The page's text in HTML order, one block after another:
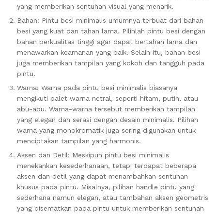
yang memberikan sentuhan visual yang menarik.
Bahan: Pintu besi minimalis umumnya terbuat dari bahan
besi yang kuat dan tahan lama. Pilihlah pintu besi dengan
bahan berkualitas tinggi agar dapat bertahan lama dan
menawarkan keamanan yang baik. Selain itu, bahan besi
juga memberikan tampilan yang kokoh dan tangguh pada
pintu.
Warna: Warna pada pintu besi minimalis biasanya
mengikuti palet warna netral, seperti hitam, putih, atau
abu-abu. Warna-warna tersebut memberikan tampilan
yang elegan dan serasi dengan desain minimalis. Pilihan
warna yang monokromatik juga sering digunakan untuk
menciptakan tampilan yang harmonis.
Aksen dan Detil: Meskipun pintu besi minimalis
menekankan kesederhanaan, tetapi terdapat beberapa
aksen dan detil yang dapat menambahkan sentuhan
khusus pada pintu. Misalnya, pilihan handle pintu yang
sederhana namun elegan, atau tambahan aksen geometris
yang disematkan pada pintu untuk memberikan sentuhan